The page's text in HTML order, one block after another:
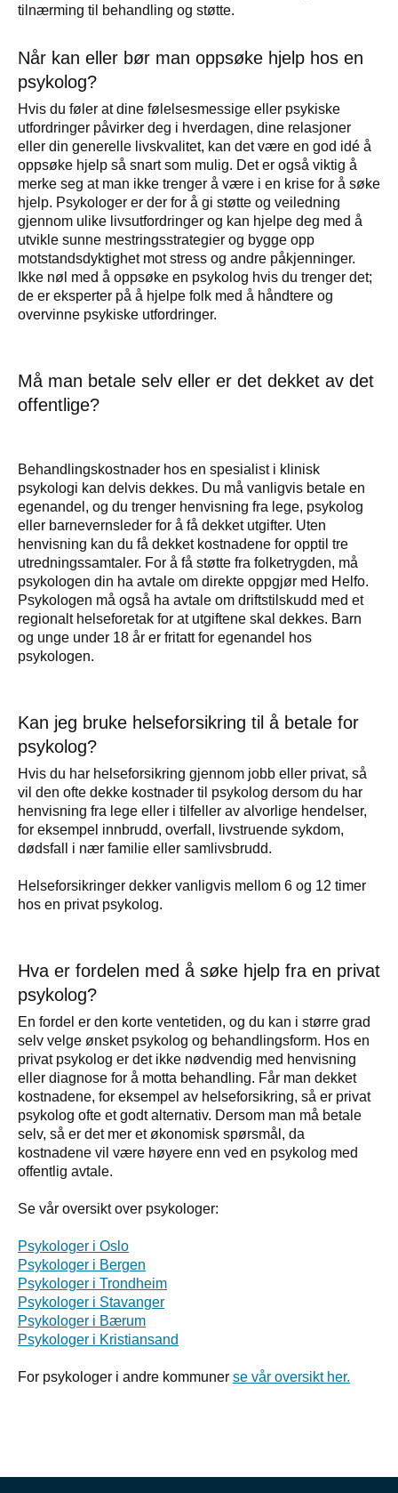
tilnærming til behandling og støtte.
Når kan eller bør man oppsøke hjelp hos en
psykolog?
Hvis du føler at dine følelsesmessige eller psykiske
utfordringer påvirker deg i hverdagen, dine relasjoner
eller din generelle livskvalitet, kan det være en god idé å
oppsøke hjelp så snart som mulig. Det er også viktig å
merke seg at man ikke trenger å være i en krise for å søke
hjelp. Psykologer er der for å gi støtte og veiledning
gjennom ulike livsutfordringer og kan hjelpe deg med å
utvikle sunne mestringsstrategier og bygge opp
motstandsdyktighet mot stress og andre påkjenninger.
Ikke nøl med å oppsøke en psykolog hvis du trenger det;
de er eksperter på å hjelpe folk med å håndtere og
overvinne psykiske utfordringer.
Må man betale selv eller er det dekket av det
offentlige?
Behandlingskostnader hos en spesialist i klinisk
psykologi kan delvis dekkes. Du må vanligvis betale en
egenandel, og du trenger henvisning fra lege, psykolog
eller barnevernsleder for å få dekket utgifter. Uten
henvisning kan du få dekket kostnadene for opptil tre
utredningssamtaler. For å få støtte fra folketrygden, må
psykologen din ha avtale om direkte oppgjør med Helfo.
Psykologen må også ha avtale om driftstilskudd med et
regionalt helseforetak for at utgiftene skal dekkes. Barn
og unge under 18 år er fritatt for egenandel hos
psykologen.
Kan jeg bruke helseforsikring til å betale for
psykolog?
Hvis du har helseforsikring gjennom jobb eller privat, så
vil den ofte dekke kostnader til psykolog dersom du har
henvisning fra lege eller i tilfeller av alvorlige hendelser,
for eksempel innbrudd, overfall, livstruende sykdom,
dødsfall i nær familie eller samlivsbrudd.
Helseforsikringer dekker vanligvis mellom 6 og 12 timer
hos en privat psykolog.
Hva er fordelen med å søke hjelp fra en privat
psykolog?
En fordel er den korte ventetiden, og du kan i større grad
selv velge ønsket psykolog og behandlingsform. Hos en
privat psykolog er det ikke nødvendig med henvisning
eller diagnose for å motta behandling. Får man dekket
kostnadene, for eksempel av helseforsikring, så er privat
psykolog ofte et godt alternativ. Dersom man må betale
selv, så er det mer et økonomisk spørsmål, da
kostnadene vil være høyere enn ved en psykolog med
offentlig avtale.
Se vår oversikt over psykologer:
Psykologer i Oslo
Psykologer i Bergen
Psykologer i Trondheim
Psykologer i Stavanger
Psykologer i Bærum
Psykologer i Kristiansand
For psykologer i andre kommuner se vår oversikt her.